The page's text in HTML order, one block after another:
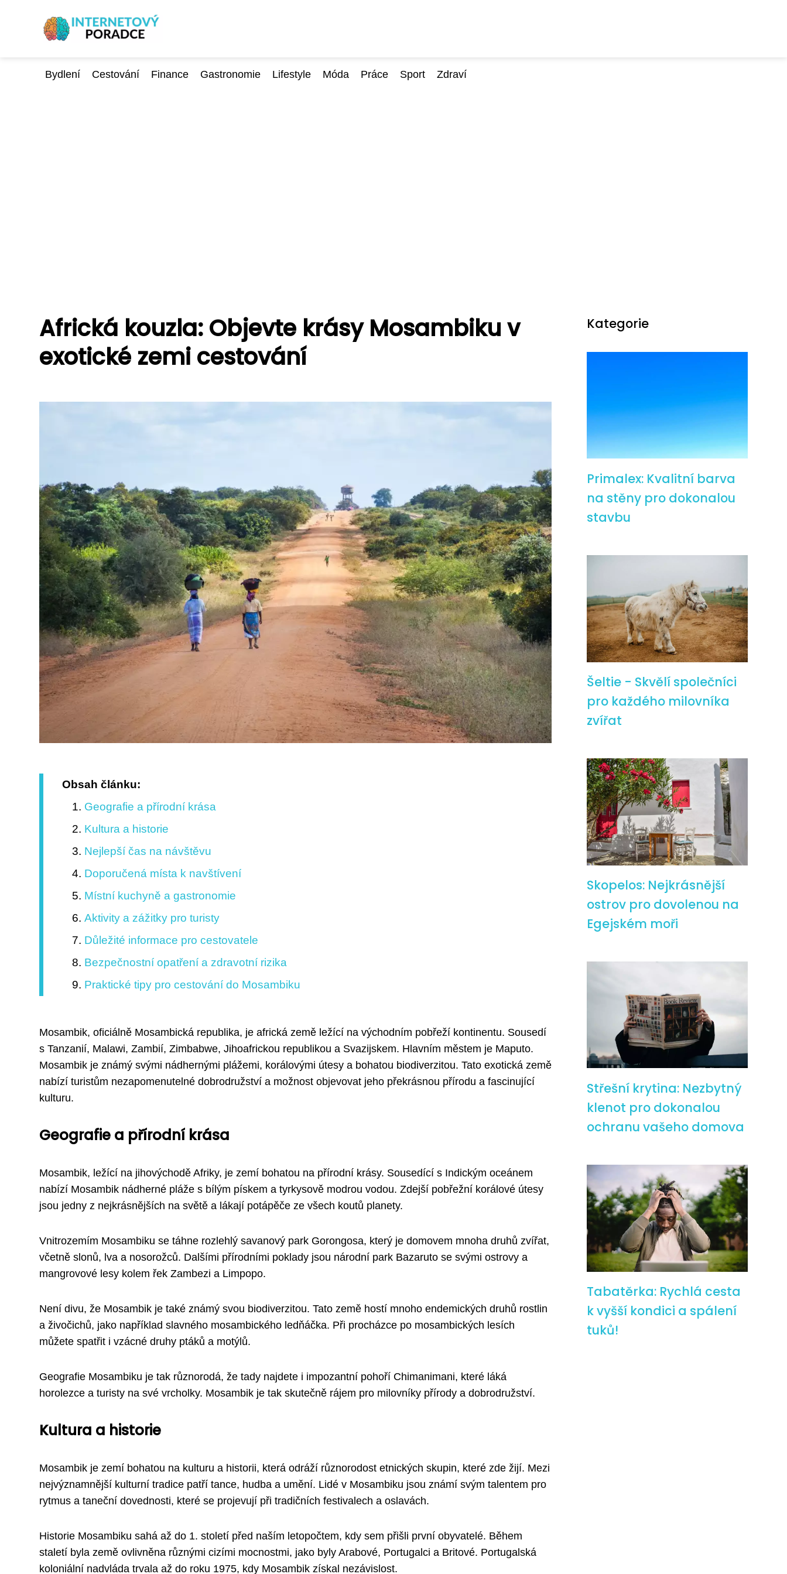
Bydlení Cestování Finance Gastronomie Lifestyle Móda Práce Sport Zdraví
Africká kouzla: Objevte krásy Mosambiku v
exotické zemi cestování
Obsah článku:
Geografie a přírodní krása
Kultura a historie
Nejlepší čas na návštěvu
Doporučená místa k navštívení
Místní kuchyně a gastronomie
Aktivity a zážitky pro turisty
Důležité informace pro cestovatele
Bezpečnostní opatření a zdravotní rizika
Praktické tipy pro cestování do Mosambiku
Mosambik, oficiálně Mosambická republika, je africká země ležící na východním pobřeží kontinentu. Sousedí
s Tanzanií, Malawi, Zambií, Zimbabwe, Jihoafrickou republikou a Svazijskem. Hlavním městem je Maputo.
Mosambik je známý svými nádhernými plážemi, korálovými útesy a bohatou biodiverzitou. Tato exotická země
nabízí turistům nezapomenutelné dobrodružství a možnost objevovat jeho překrásnou přírodu a fascinující
kulturu.
Geografie a přírodní krása
Mosambik, ležící na jihovýchodě Afriky, je zemí bohatou na přírodní krásy. Sousedící s Indickým oceánem
nabízí Mosambik nádherné pláže s bílým pískem a tyrkysově modrou vodou. Zdejší pobřežní korálové útesy
jsou jedny z nejkrásnějších na světě a lákají potápěče ze všech koutů planety.
Vnitrozemím Mosambiku se táhne rozlehlý savanový park Gorongosa, který je domovem mnoha druhů zvířat,
včetně slonů, lva a nosorožců. Dalšími přírodními poklady jsou národní park Bazaruto se svými ostrovy a
mangrovové lesy kolem řek Zambezi a Limpopo.
Není divu, že Mosambik je také známý svou biodiverzitou. Tato země hostí mnoho endemických druhů rostlin
a živočichů, jako například slavného mosambického ledňáčka. Při procházce po mosambických lesích
můžete spatřit i vzácné druhy ptáků a motýlů.
Geografie Mosambiku je tak různorodá, že tady najdete i impozantní pohoří Chimanimani, které láká
horolezce a turisty na své vrcholky. Mosambik je tak skutečně rájem pro milovníky přírody a dobrodružství.
Kultura a historie
Mosambik je zemí bohatou na kulturu a historii, která odráží různorodost etnických skupin, které zde žijí. Mezi
nejvýznamnější kulturní tradice patří tance, hudba a umění. Lidé v Mosambiku jsou známí svým talentem pro
rytmus a taneční dovednosti, které se projevují při tradičních festivalech a oslavách.
Historie Mosambiku sahá až do 1. století před naším letopočtem, kdy sem přišli první obyvatelé. Během
staletí byla země ovlivněna různými cizími mocnostmi, jako byly Arabové, Portugalci a Britové. Portugalská
koloniální nadvláda trvala až do roku 1975, kdy Mosambik získal nezávislost.
Kategorie
Primalex: Kvalitní barva
na stěny pro dokonalou
stavbu
Šeltie - Skvělí společníci
pro každého milovníka
zvířat
Skopelos: Nejkrásnější
ostrov pro dovolenou na
Egejském moři
Střešní krytina: Nezbytný
klenot pro dokonalou
ochranu vašeho domova
Tabatěrka: Rychlá cesta
k vyšší kondici a spálení
tuků!